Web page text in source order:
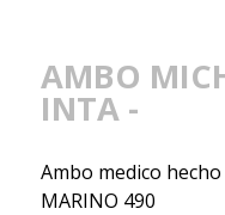
AMBO
INTA -
Ambo medico hecho
MARINO 490